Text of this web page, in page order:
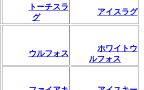
トーチスラ
グ
アイスラグ
ウルフォス
ホワイトウ
ルフォス